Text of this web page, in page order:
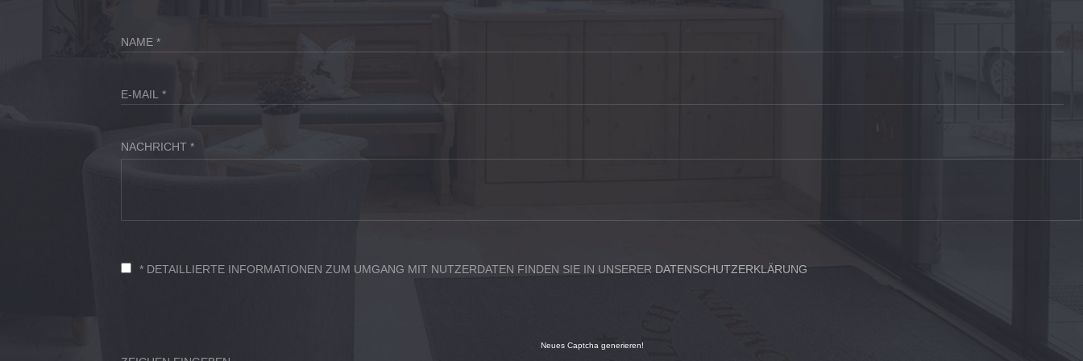
NACHRICHT *
* DETAILLIERTE INFORMATIONEN ZUM UMGANG MIT NUTZERDATEN FINDEN SIE IN UNSERER DATENSCHUTZERKLÄRUNG
Neues Captcha generieren!